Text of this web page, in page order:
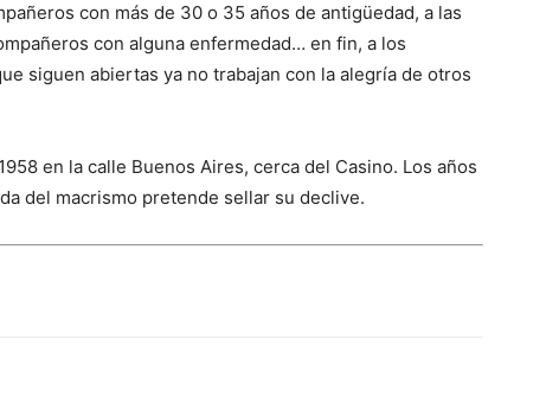
con más de 30 o 35 años de antigüedad, a las
con alguna enfermedad… en fin, a los
siguen abiertas ya no trabajan con la alegría de otros
en la calle Buenos Aires, cerca del Casino. Los años
del macrismo pretende sellar su declive.